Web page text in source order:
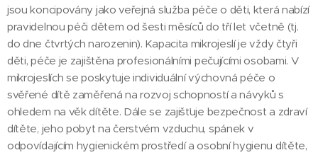
jsou koncipovány jako veřejná služba péče o děti, která nabízí
pravidelnou péči dětem od šesti měsíců do tří let včetně (tj.
do dne čtvrtých narozenin). Kapacita mikrojeslí je vždy čtyři
děti, péče je zajištěna profesionálními pečujícími osobami. V
mikrojeslích se poskytuje individuální výchovná péče o
svěřené dítě zaměřená na rozvoj schopností a návyků s
ohledem na věk dítěte. Dále se zajišťuje bezpečnost a zdraví
dítěte, jeho pobyt na čerstvém vzduchu, spánek v
odpovídajícím hygienickém prostředí a osobní hygienu dítěte,